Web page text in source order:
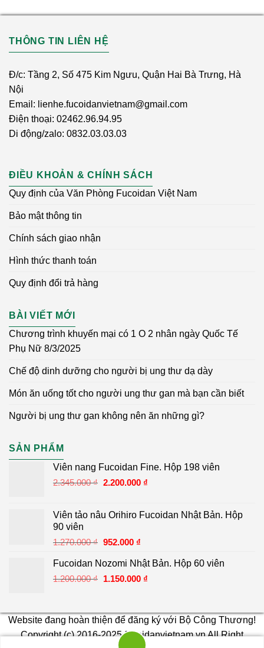
THÔNG TIN LIÊN HỆ
Đ/c: Tầng 2, Số 475 Kim Ngưu, Quận Hai Bà Trưng, Hà
Nội
Email: lienhe.fucoidanvietnam@gmail.com
Điện thoại: 02462.96.94.95
Di động/zalo: 0832.03.03.03
ĐIỀU KHOẢN & CHÍNH SÁCH
Quy định của Văn Phòng Fucoidan Việt Nam
Bảo mật thông tin
Chính sách giao nhận
Hình thức thanh toán
Quy định đổi trả hàng
BÀI VIẾT MỚI
Chương trình khuyến mại có 1 O 2 nhân ngày Quốc Tế
Phụ Nữ 8/3/2025
Chế độ dinh dưỡng cho người bị ung thư dạ dày
Món ăn uống tốt cho người ung thư gan mà bạn cần biết
Người bị ung thư gan không nên ăn những gì?
SẢN PHẨM
Viên nang Fucoidan Fine. Hộp 198 viên
2.345.000₫ Giá
2.345.000 ₫.
2.200.000 ₫Giá
là:
Viên tảo nâu Orihiro Fucoidan Nhật Bản. Hộp
90 viên
1.270.000₫ Giá
là:
1.270.000 ₫.
952.000 ₫Giá
tại
là:
Fucoidan Nozomi Nhật Bản. Hộp 60 viên
1.200.000₫ Giá
1.200.000 ₫.
1.150.000 ₫Giá
là:
1.150.000 ₫.
Website đang hoàn thiện để đăng ký với Bộ Công Thương!
Copyright (c) 2016-2025fucoidanvietnam.vnAll Right